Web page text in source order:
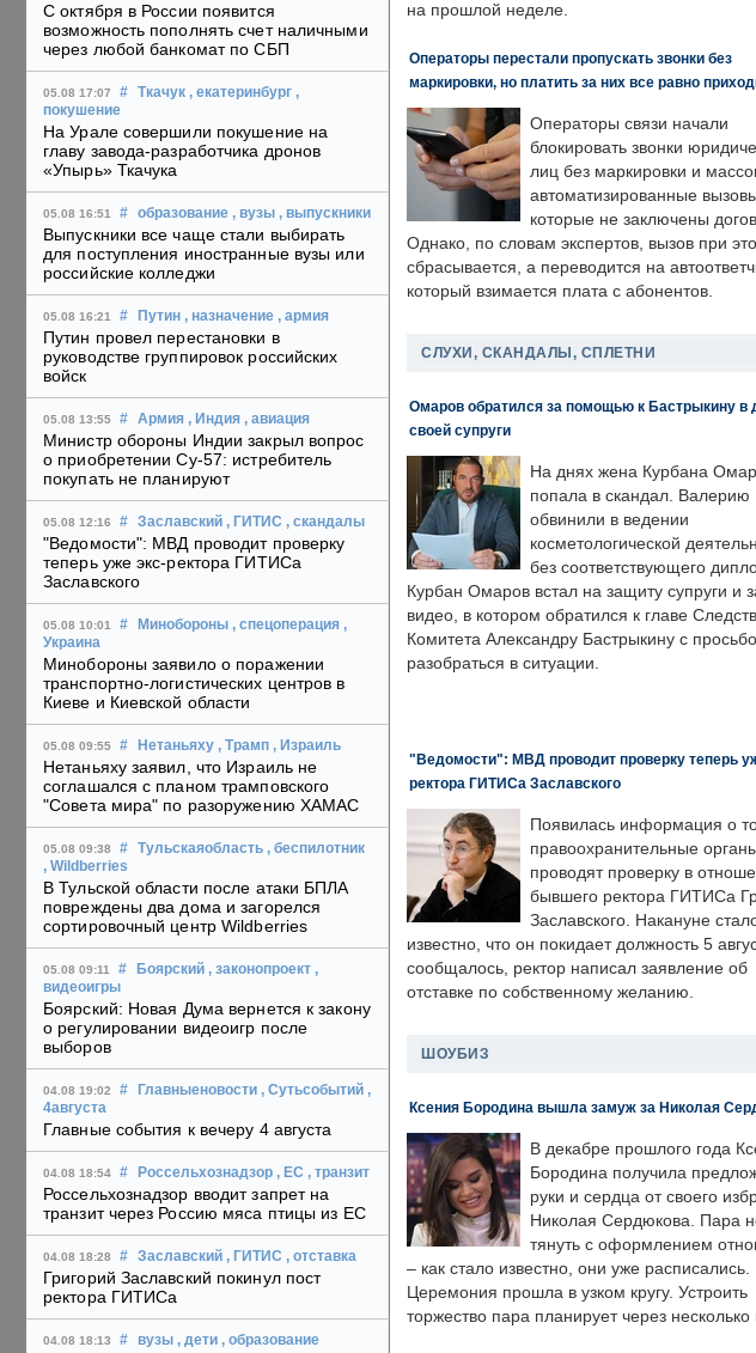
С октября в России появится
возможность пополнять счет наличными
через любой банкомат по СБП
05.08 17:07 # Ткачук , екатеринбург ,
покушение
На Урале совершили покушение на
главу завода-разработчика дронов
«Упырь» Ткачука
05.08 16:51 # образование , вузы , выпускники
Выпускники все чаще стали выбирать
для поступления иностранные вузы или
российские колледжи
05.08 16:21 # Путин , назначение , армия
Путин провел перестановки в
руководстве группировок российских
войск
05.08 13:55 # Армия , Индия , авиация
Министр обороны Индии закрыл вопрос
о приобретении Су-57: истребитель
покупать не планируют
05.08 12:16 # Заславский , ГИТИС , скандалы
"Ведомости": МВД проводит проверку
теперь уже экс-ректора ГИТИСа
Заславского
05.08 10:01 # Минобороны , спецоперация ,
Украина
Минобороны заявило о поражении
транспортно-логистических центров в
Киеве и Киевской области
05.08 09:55 # Нетаньяху , Трамп , Израиль
Нетаньяху заявил, что Израиль не
соглашался с планом трамповского
"Совета мира" по разоружению ХАМАС
05.08 09:38 # Тульскаяобласть , беспилотник
, Wildberries
В Тульской области после атаки БПЛА
повреждены два дома и загорелся
сортировочный центр Wildberries
05.08 09:11 # Боярский , законопроект ,
видеоигры
Боярский: Новая Дума вернется к закону
о регулировании видеоигр после
выборов
04.08 19:02 # Главныеновости , Сутьсобытий ,
4августа
Главные события к вечеру 4 августа
04.08 18:54 # Россельхознадзор , ЕС , транзит
Россельхознадзор вводит запрет на
транзит через Россию мяса птицы из ЕС
04.08 18:28 # Заславский , ГИТИС , отставка
Григорий Заславский покинул пост
ректора ГИТИСа
04.08 18:13 # вузы , дети , образование
на прошлой неделе.
Операторы перестали пропускать звонки без
маркировки, но платить за них все равно
Операторы связи начали
блокировать звонки
лиц без маркировки и
автоматизированные
которые не заключены
Однако, по словам экспертов, вызов при
сбрасывается, а переводится на
который взимается плата с абонентов.
СЛУХИ, СКАНДАЛЫ, СПЛЕТНИ
Омаров обратился за помощью к Бастрыкину в
своей супруги
На днях жена Курбана
попала в скандал. Валерию
обвинили в ведении
косметологической
без соответствующего
Курбан Омаров встал на защиту супруги и
видео, в котором обратился к главе
Комитета Александру Бастрыкину с
разобраться в ситуации.
"Ведомости": МВД проводит проверку теперь
ректора ГИТИСа Заславского
Появилась информация о
правоохранительные
проводят проверку в
бывшего ректора ГИТИСа
Заславского. Накануне
известно, что он покидает должность 5
сообщалось, ректор написал заявление об
отставке по собственному желанию.
ШОУБИЗ
Ксения Бородина вышла замуж за Николая
В декабре прошлого года
Бородина получила
руки и сердца от своего
Николая Сердюкова. Пара
тянуть с оформлением
– как стало известно, они уже расписались.
Церемония прошла в узком кругу. Устроить
торжество пара планирует через несколько